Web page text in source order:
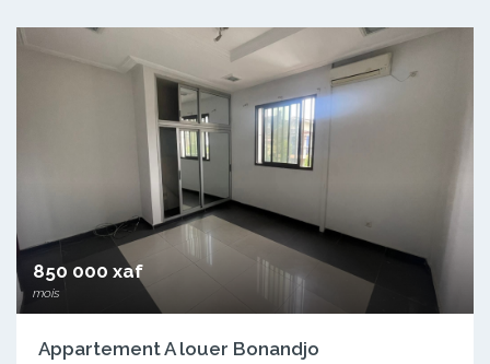
850 000 xaf
mois
Appartement A louer Bonandjo